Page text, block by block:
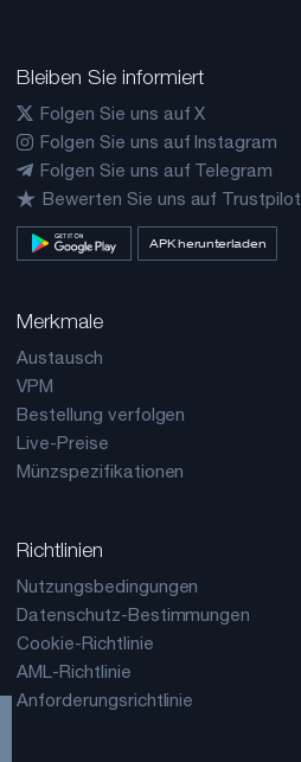
Bleiben Sie informiert
Folgen Sie uns auf X
Folgen Sie uns auf Instagram
Folgen Sie uns auf Telegram
Bewerten Sie uns auf Trustpilot
APK herunterladen
Merkmale
Austausch
VPM
Bestellung verfolgen
Live-Preise
Münzspezifikationen
Richtlinien
Nutzungsbedingungen
Datenschutz-Bestimmungen
Cookie-Richtlinie
AML-Richtlinie
Anforderungsrichtlinie